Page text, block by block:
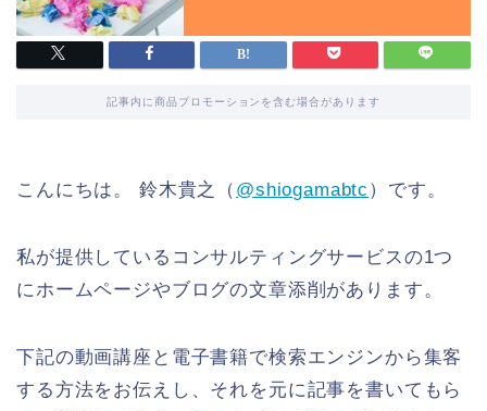
記事内に商品プロモーションを含む場合があります
こんにちは。 鈴木貴之（ @shiogamabtc ）です。
私が提供しているコンサルティングサービスの1つ
にホームページやブログの文章添削があります。
下記の動画講座と電子書籍で検索エンジンから集客
する方法をお伝えし、それを元に記事を書いてもら